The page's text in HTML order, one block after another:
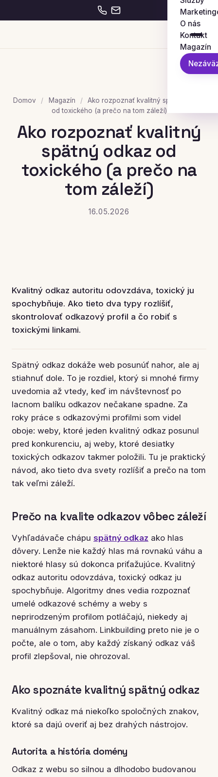
O nás
Kontakt
Magazín
Domov / Magazín /
Ako rozpoznať kvalitný spätný odkaz
od toxického (a prečo na tom záleží)
Ako rozpoznať kvalitný
spätný odkaz od
toxického (a prečo na
tom záleží)
16.05.2026
Kvalitný odkaz autoritu odovzdáva, toxický ju
spochybňuje. Ako tieto dva typy rozlíšiť,
skontrolovať odkazový profil a čo robiť s
toxickými linkami.
Spätný odkaz dokáže web posunúť nahor, ale aj
stiahnuť dole. To je rozdiel, ktorý si mnohé firmy
uvedomia až vtedy, keď im návštevnosť po
lacnom balíku odkazov nečakane spadne. Za
roky práce s odkazovými profilmi som videl
oboje: weby, ktoré jeden kvalitný odkaz posunul
pred konkurenciu, aj weby, ktoré desiatky
toxických odkazov takmer položili. Tu je praktický
návod, ako tieto dva svety rozlíšiť a prečo na tom
tak veľmi záleží.
Prečo na kvalite odkazov vôbec záleží
Vyhľadávače chápu spätný odkaz ako hlas
dôvery. Lenže nie každý hlas má rovnakú váhu a
niektoré hlasy sú dokonca priťažujúce. Kvalitný
odkaz autoritu odovzdáva, toxický odkaz ju
spochybňuje. Algoritmy dnes vedia rozpoznať
umelé odkazové schémy a weby s
neprirodzeným profilom potláčajú, niekedy aj
manuálnym zásahom. Linkbuilding preto nie je o
počte, ale o tom, aby každý získaný odkaz váš
profil zlepšoval, nie ohrozoval.
Ako spoznáte kvalitný spätný odkaz
Kvalitný odkaz má niekoľko spoločných znakov,
ktoré sa dajú overiť aj bez drahých nástrojov.
Autorita a história domény
Odkaz z webu so silnou a dlhodobo budovanou